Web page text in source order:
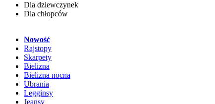
Dla dziewczynek
Dla chłopców
Nowość
Rajstopy
Skarpety
Bielizna
Bielizna nocna
Ubrania
Legginsy
Jeansy